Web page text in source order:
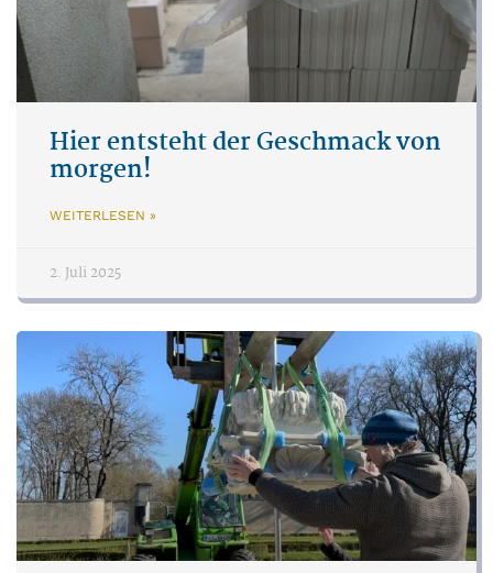
Hier entsteht der Geschmack von
morgen!
WEITERLESEN »
2. Juli 2025